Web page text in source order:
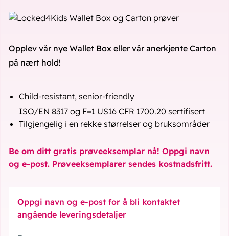
Opplev vår nye Wallet Box eller vår anerkjente Carton
på nært hold!
Child-resistant, senior-friendly
ISO/EN 8317 og F=1 US16 CFR 1700.20 sertifisert
Tilgjengelig i en rekke størrelser og bruksområder
Be om ditt gratis prøveeksemplar nå! Oppgi navn
og e-post. Prøveeksemplarer sendes kostnadsfritt.
Oppgi navn og e-post for å bli kontaktet
angående leveringsdetaljer